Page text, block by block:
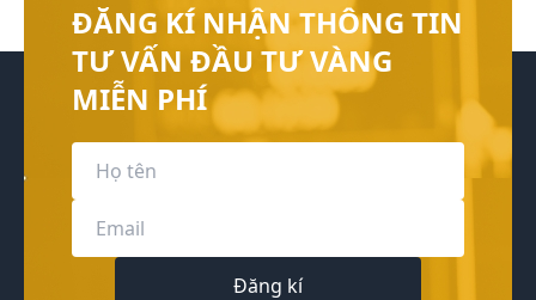
ĐĂNG KÍ NHẬN THÔNG TIN
TƯ VẤN ĐẦU TƯ VÀNG
MIỄN PHÍ
Đăng kí